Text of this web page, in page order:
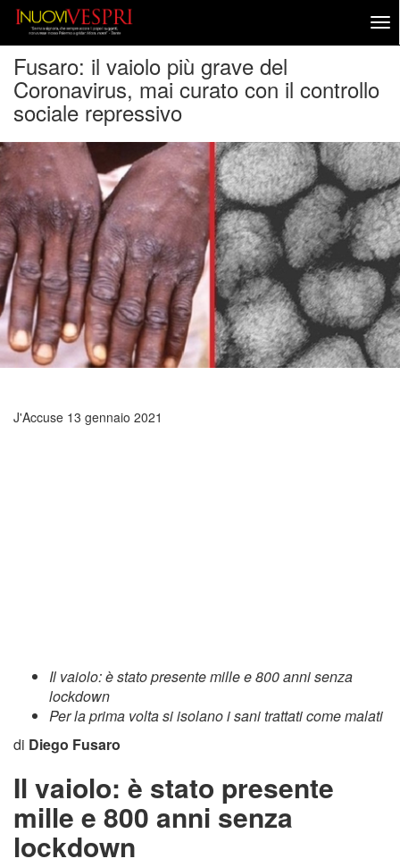
Fusaro: il vaiolo più grave del
Coronavirus, mai curato con il controllo
sociale repressivo
J'Accuse 13 gennaio 2021
Il vaiolo: è stato presente mille e 800 anni senza
lockdown
Per la prima volta si isolano i sani trattati come malati
di Diego Fusaro
Il vaiolo: è stato presente
mille e 800 anni senza
lockdown